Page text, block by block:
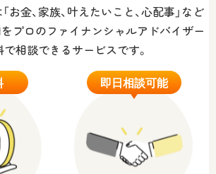
お金、家族、叶えたいこと、心配事」など
プロのファイナンシャルアドバイザー
で相談できるサービスです。